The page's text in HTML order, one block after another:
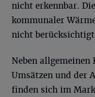
nicht erkennbar.
kommunaler
nicht
Neben
Umsätzen und der
finden sich im